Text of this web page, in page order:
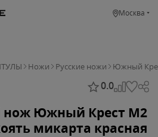
Москва
Ножи Русские ножи Южный
0.0
нож Южный Крест M2
микарта красная